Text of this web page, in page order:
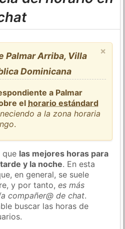
×
Palmar Arriba, Villa
Dominicana
a Palmar
el horario estándard
a la zona horaria
.
que las mejores horas para
y la noche. En esta
en general, se suele
y por tanto,es más
compañer@ de chat.
buscar las horas de